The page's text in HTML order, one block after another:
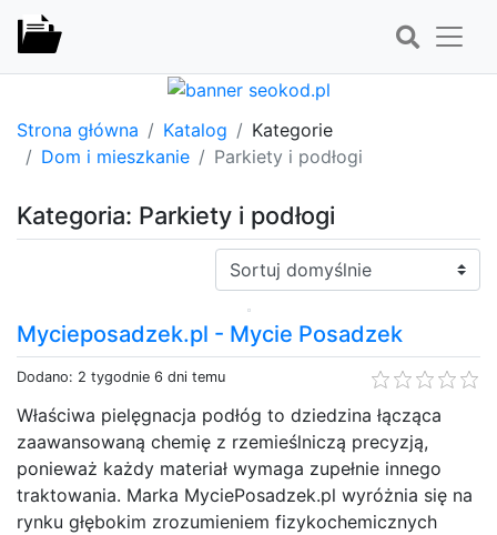
Strona główna Katalog
Kategorie
Dom i mieszkanie
Parkiety i podłogi
Kategoria: Parkiety i podłogi
Sortuj:
Mycieposadzek.pl - Mycie Posadzek
Dodano: 2 tygodnie 6 dni temu
Właściwa pielęgnacja podłóg to dziedzina łącząca
zaawansowaną chemię z rzemieślniczą precyzją,
ponieważ każdy materiał wymaga zupełnie innego
traktowania. Marka MyciePosadzek.pl wyróżnia się na
rynku głębokim zrozumieniem fizykochemicznych